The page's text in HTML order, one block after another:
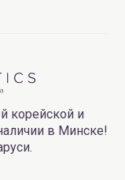
корейской и
в Минске!